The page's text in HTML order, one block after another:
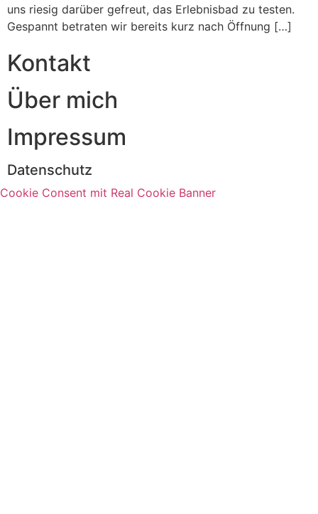
uns riesig darüber gefreut, das Erlebnisbad zu testen.
Gespannt betraten wir bereits kurz nach Öffnung […]
Kontakt
Über mich
Impressum
Datenschutz
Cookie Consent mit Real Cookie Banner